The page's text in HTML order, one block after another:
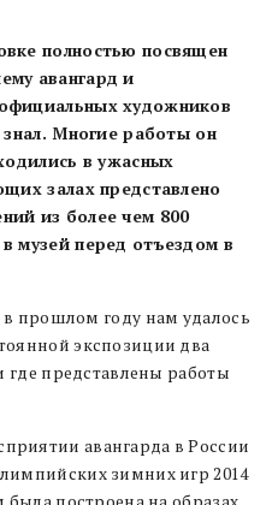
полностью посвящен
авангард и
художников
Многие работы он
в ужасных
залах представлено
из более чем 800
музей перед отъездом в
в прошлом году нам удалось
экспозиции два
где представлены работы
авангарда в России
зимних игр 2014